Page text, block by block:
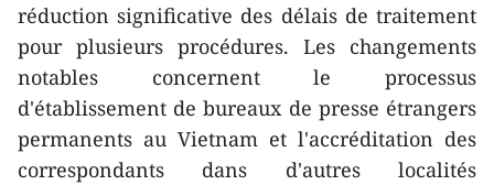
réduction significative des délais de traitement
pour plusieurs procédures. Les changements
notables concernent le processus
d'établissement de bureaux de presse étrangers
permanents au Vietnam et l'accréditation des
correspondants dans d'autres localités